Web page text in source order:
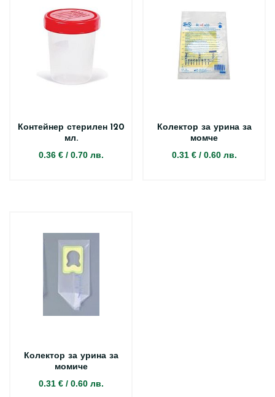
Контейнер стерилен 120
мл.
0.36 €/ 0.70 лв.
Колектор за урина за
момче
0.31 €/ 0.60 лв.
Колектор за урина за
момиче
0.31 €/ 0.60 лв.